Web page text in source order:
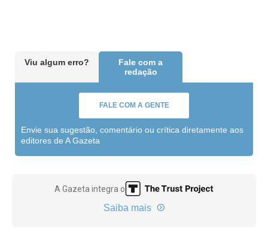
Viu algum erro?
Fale com a
redação
FALE COM A GENTE
Envie sua sugestão, comentário ou crítica diretamente aos
editores de A Gazeta
A Gazeta integra o
Saiba mais